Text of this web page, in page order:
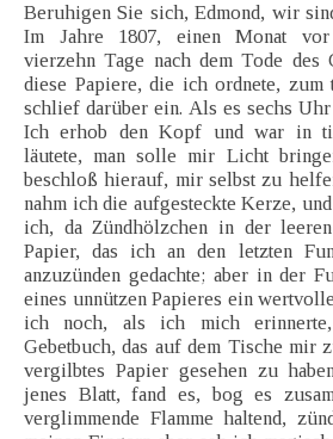
Beruhigen Sie sich, Edmond, wir
Im Jahre 1807, einen Monat vor
vierzehn Tage nach dem Tode des
diese Papiere, die ich ordnete, zum
schlief darüber ein. Als es sechs
Ich erhob den Kopf und war in
läutete, man solle mir Licht
beschloß hierauf, mir selbst zu
nahm ich die aufgesteckte Kerze,
ich, da Zündhölzchen in der
Papier, das ich an den letzten
anzuzünden gedachte; aber in der
eines unnützen Papieres ein
ich noch, als ich mich
Gebetbuch, das auf dem Tische mir
vergilbtes Papier gesehen zu
jenes Blatt, fand es, bog es
verglimmende Flamme haltend,